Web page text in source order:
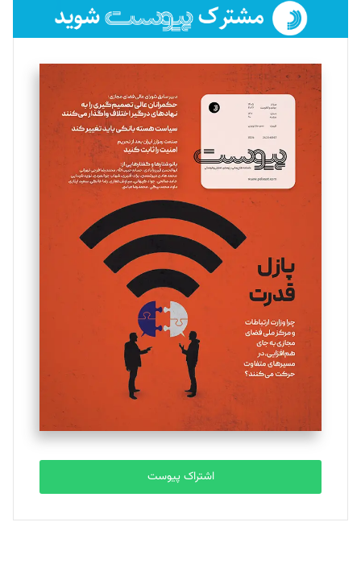
فائزه فتحی رستمی
تحریریه
سروش کرمیان
تحریریه
مینا پاکدل
یسنا امان‌پور
تحریریه
ملینا جعفری
تحریریه
مصطفی مسجدی آرانی
تحریریه
بابک نقاش
تحریریه
اشتراک پیوست